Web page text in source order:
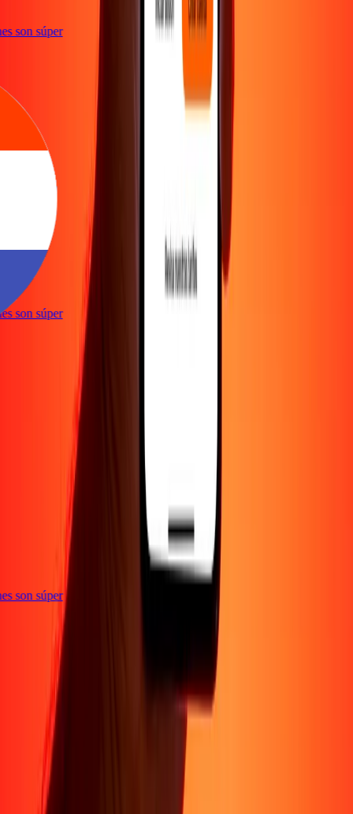
son súper
son súper
son súper
Acerca de
Conviértete en agenteConviértete en socio
Conviértete en socio estratégico
Carreras Promociones
Transferencia internacional de dinero
Soporte